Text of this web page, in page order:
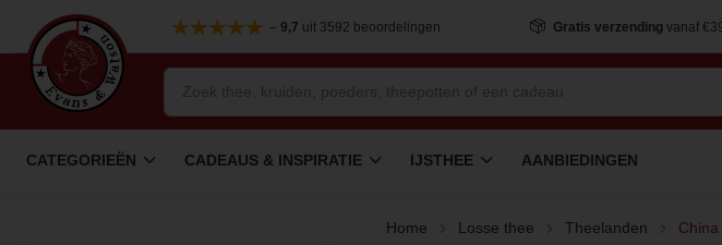
– 9,7 uit 3592 beoordelingen Gratis verzending vanaf
CATEGORIEËN CADEAUS & INSPIRATIE IJSTHEE AANBIEDINGEN
Home Losse thee Theelanden China